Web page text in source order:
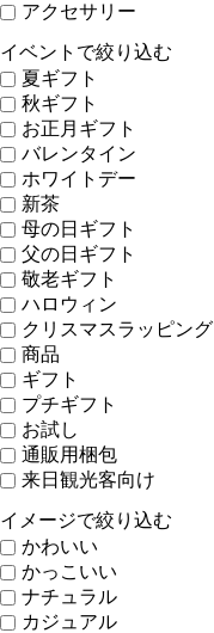
アクセサリー
イベントで絞り込む
夏ギフト
秋ギフト
お正月ギフト
バレンタイン
ホワイトデー
新茶
母の日ギフト
父の日ギフト
敬老ギフト
ハロウィン
クリスマスラッピング
商品
ギフト
プチギフト
お試し
通販用梱包
来日観光客向け
イメージで絞り込む
かわいい
かっこいい
ナチュラル
カジュアル